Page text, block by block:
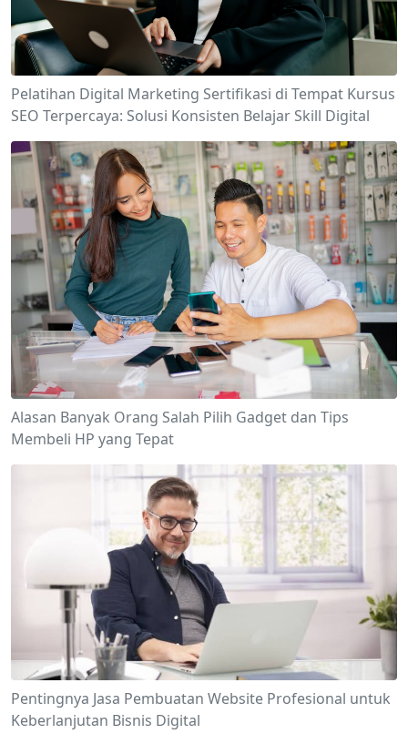
Pelatihan Digital Marketing Sertifikasi di Tempat Kursus
SEO Terpercaya: Solusi Konsisten Belajar Skill Digital
Alasan Banyak Orang Salah Pilih Gadget dan Tips
Membeli HP yang Tepat
Pentingnya Jasa Pembuatan Website Profesional untuk
Keberlanjutan Bisnis Digital